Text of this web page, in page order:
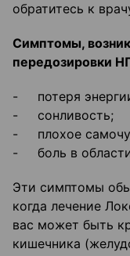
обратитесь к
Симптомы,
передозировки
- потеря
- сонливость;
- плохое
- боль в области
Эти симптомы
когда лечение
вас может быть
кишечника